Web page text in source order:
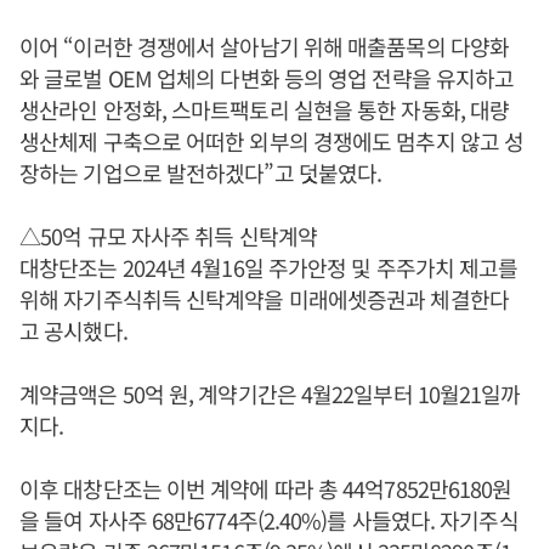
이어 “이러한 경쟁에서 살아남기 위해 매출품목의 다양화
와 글로벌 OEM 업체의 다변화 등의 영업 전략을 유지하고
생산라인 안정화, 스마트팩토리 실현을 통한 자동화, 대량
생산체제 구축으로 어떠한 외부의 경쟁에도 멈추지 않고 성
장하는 기업으로 발전하겠다”고 덧붙였다.
△50억 규모 자사주 취득 신탁계약
대창단조는 2024년 4월16일 주가안정 및 주주가치 제고를
위해 자기주식취득 신탁계약을 미래에셋증권과 체결한다
고 공시했다.
계약금액은 50억 원, 계약기간은 4월22일부터 10월21일까
지다.
이후 대창단조는 이번 계약에 따라 총 44억7852만6180원
을 들여 자사주 68만6774주(2.40%)를 사들였다. 자기주식